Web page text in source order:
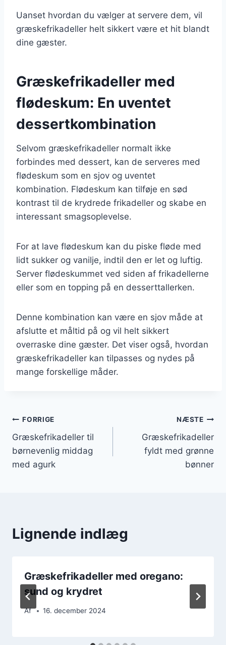
Uanset hvordan du vælger at servere dem, vil
græskefrikadeller helt sikkert være et hit blandt
dine gæster.
Græskefrikadeller med
flødeskum: En uventet
dessertkombination
Selvom græskefrikadeller normalt ikke
forbindes med dessert, kan de serveres med
flødeskum som en sjov og uventet
kombination. Flødeskum kan tilføje en sød
kontrast til de krydrede frikadeller og skabe en
interessant smagsoplevelse.
For at lave flødeskum kan du piske fløde med
lidt sukker og vanilje, indtil den er let og luftig.
Server flødeskummet ved siden af frikadellerne
eller som en topping på en desserttallerken.
Denne kombination kan være en sjov måde at
afslutte et måltid på og vil helt sikkert
overraske dine gæster. Det viser også, hvordan
græskefrikadeller kan tilpasses og nydes på
mange forskellige måder.
Indlægsnavigation
FORRIGE
Græskefrikadeller til
børnevenlig middag
med agurk
NÆSTE
Græskefrikadeller
fyldt med grønne
bønner
Lignende indlæg
Græskefrikadeller med oregano:
sund og krydret
Af 16. december 2024